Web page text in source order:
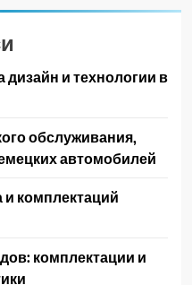
дизайн и технологии в
обслуживания,
автомобилей
комплектаций
комплектации и